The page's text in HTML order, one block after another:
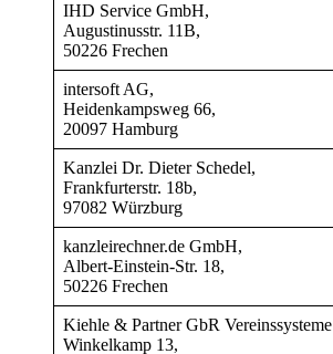
IHD Service GmbH,
Augustinusstr. 11B,
50226 Frechen
intersoft AG,
Heidenkampsweg 66,
20097 Hamburg
Kanzlei Dr. Dieter Schedel,
Frankfurterstr. 18b,
97082 Würzburg
kanzleirechner.de GmbH,
Albert-Einstein-Str. 18,
50226 Frechen
Kiehle & Partner GbR Vereinssysteme
Winkelkamp 13,